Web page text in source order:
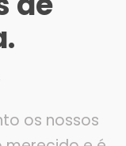
os nossos